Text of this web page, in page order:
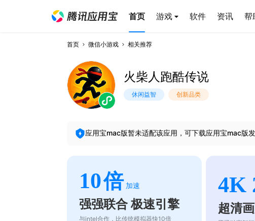
首页 游戏 软件 资讯 帮
首页 微信小游戏 相关推荐
火柴人跑酷传说
休闲益智 创新品类
应用宝mac版暂未适配该应用，可下载应用宝mac版
10倍 加速
强强联合 极速引擎
与intel合作，比传统模拟器快10倍
4K
超清